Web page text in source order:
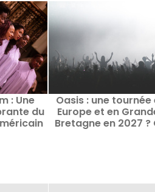
: Une
du
Oasis : une tournée
Europe et en
Bretagne en 2027 ?